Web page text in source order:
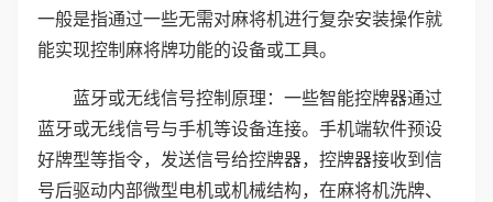
一般是指通过一些无需对麻将机进行复杂安装操作就
能实现控制麻将牌功能的设备或工具。
蓝牙或无线信号控制原理：一些智能控牌器通过
蓝牙或无线信号与手机等设备连接。手机端软件预设
好牌型等指令，发送信号给控牌器，控牌器接收到信
号后驱动内部微型电机或机械结构，在麻将机洗牌、